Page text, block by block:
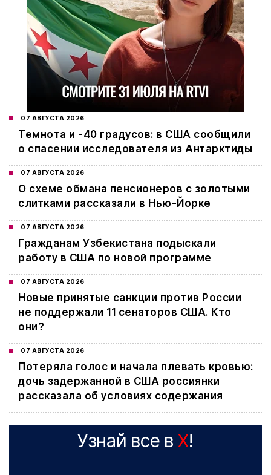
07 АВГУСТА 2026
Темнота и -40 градусов: в США сообщили
о спасении исследователя из Антарктиды
07 АВГУСТА 2026
О схеме обмана пенсионеров с золотыми
слитками рассказали в Нью-Йорке
07 АВГУСТА 2026
Гражданам Узбекистана подыскали
работу в США по новой программе
07 АВГУСТА 2026
Новые принятые санкции против России
не поддержали 11 сенаторов США. Кто
они?
07 АВГУСТА 2026
Потеряла голос и начала плевать кровью:
дочь задержанной в США россиянки
рассказала об условиях содержания
Узнай все в X!